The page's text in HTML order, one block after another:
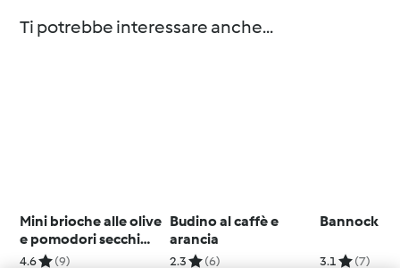
Ti potrebbe interessare anche...
Mini brioche alle olive
e pomodori secchi
(vegan)
4.6 (9)
Budino al caffè e
arancia
2.3 (6)
Bannock
3.1 (7)